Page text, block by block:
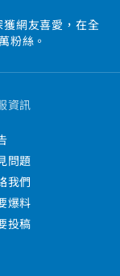
網友喜愛，在全
粉絲。
資訊
問題
我們
爆料
投稿